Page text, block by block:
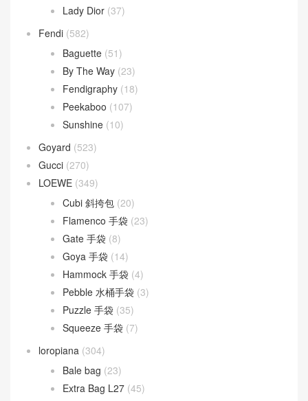
Lady Dior (37)
Fendi (582)
Baguette (51)
By The Way (23)
Fendigraphy (18)
Peekaboo (107)
Sunshine (10)
Goyard (523)
Gucci (270)
LOEWE (349)
Cubi 斜挎包 (20)
Flamenco 手袋 (23)
Gate 手袋 (8)
Goya 手袋 (14)
Hammock 手袋 (4)
Pebble 水桶手袋 (3)
Puzzle 手袋 (35)
Squeeze 手袋 (7)
loropiana (304)
Bale bag (23)
Extra Bag L27 (45)